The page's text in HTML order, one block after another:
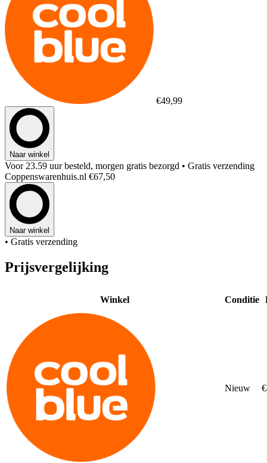
€49,99
Naar winkel
Voor 23.59 uur besteld, morgen gratis bezorgd • Gratis verzending
Coppenswarenhuis.nl €67,50
Naar winkel
• Gratis verzending
Prijsvergelijking
Winkel Conditie
Nieuw